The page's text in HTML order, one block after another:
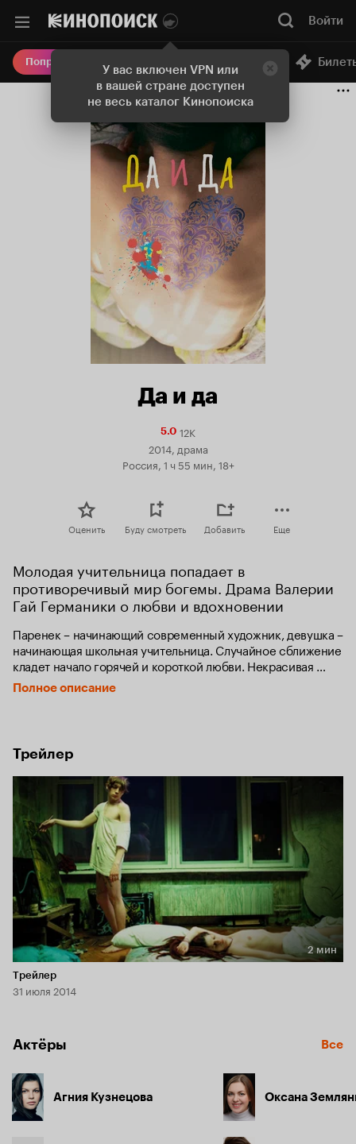
У вас включен VPN или
в вашей стране доступен
не весь каталог Кинопоиска
Войти
Попробовать Плюс Онлайн-кинотеатр
Да и да
5.0Рейтинг
Кинопоиска
5.0
12K
2014, драма
Россия, 1 ч 55 мин, 18+
Оценить Буду смотреть Добавить Еще
Молодая учительница попадает в
противоречивый мир богемы. Драма Валерии
Гай Германики о любви и вдохновении
Паренек – начинающий современный художник, девушка –
начинающая школьная учительница. Случайное сближение
кладет начало горячей и короткой любви. Некрасивая
случайность заставляет расстаться. Но однажды, увидев
мир глазами любимого, учительница вернулась в свой
несложившейся любви.
Полное описание
Трейлер
Длительность 2 мин
2 мин
Трейлер
31 июля 2014
Актёры Все
Агния Кузнецова Оксана